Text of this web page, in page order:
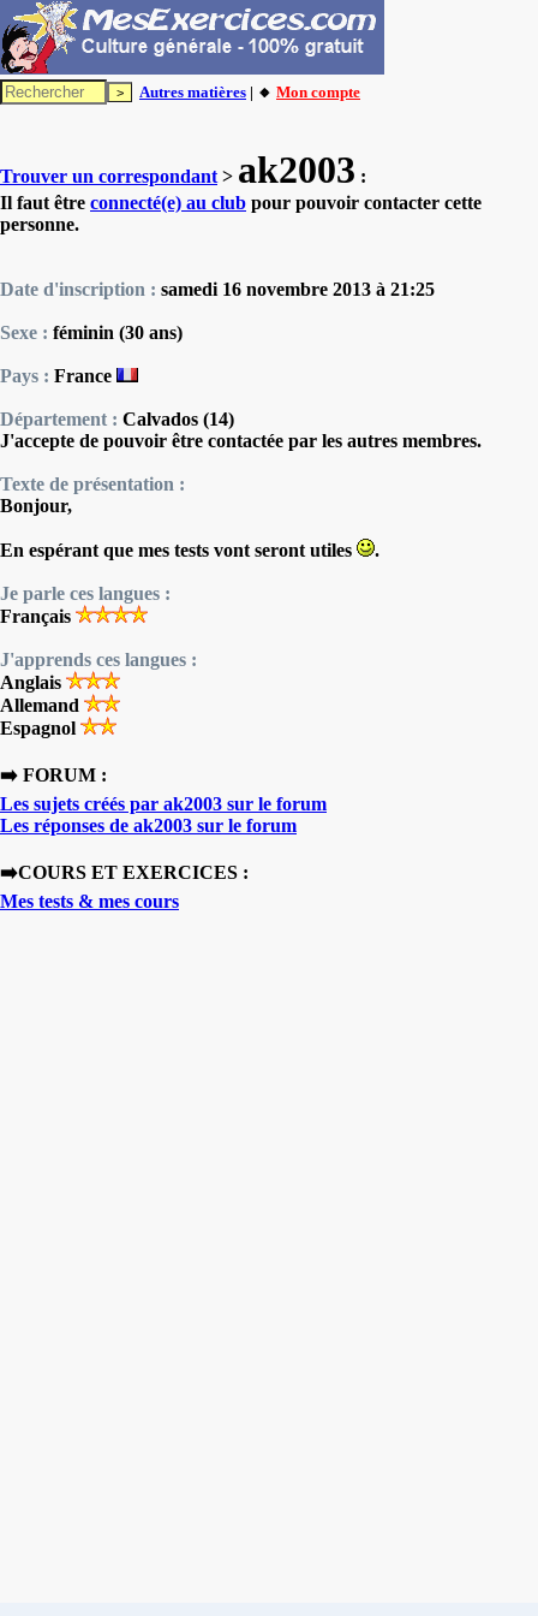
Autres matières | 🔸 Mon compte
Trouver un correspondant > ak2003 :
Il faut être connecté(e) au club pour pouvoir contacter cette
personne.
Date d'inscription : samedi 16 novembre 2013 à 21:25
Sexe : féminin (30 ans)
Pays : France
Département : Calvados (14)
J'accepte de pouvoir être contactée par les autres membres.
Texte de présentation :
Bonjour,
En espérant que mes tests vont seront utiles .
Je parle ces langues :
Français
J'apprends ces langues :
Anglais
Allemand
Espagnol
➡️ FORUM :
Les sujets créés par ak2003 sur le forum
Les réponses de ak2003 sur le forum
➡️COURS ET EXERCICES :
Mes tests & mes cours